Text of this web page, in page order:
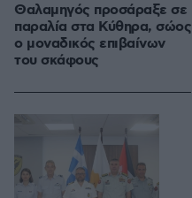
Θαλαμηγός προσάραξε σε
παραλία στα Κύθηρα, σώος
ο μοναδικός επιβαίνων
του σκάφους